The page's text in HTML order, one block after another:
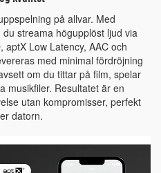
på allvar. Med
streama högupplöst ljud via
aptX Low Latency, AAC och
med minimal fördröjning
om du tittar på film, spelar
musikfiler. Resultatet är en
utan kompromisser, perfekt
datorn.